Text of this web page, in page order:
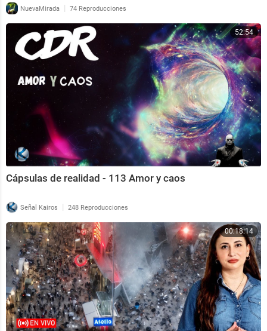
NuevaMirada | 74 Reproducciones
52:54
Cápsulas de realidad - 113 Amor y caos
Señal Kairos | 248 Reproducciones
00:18:14